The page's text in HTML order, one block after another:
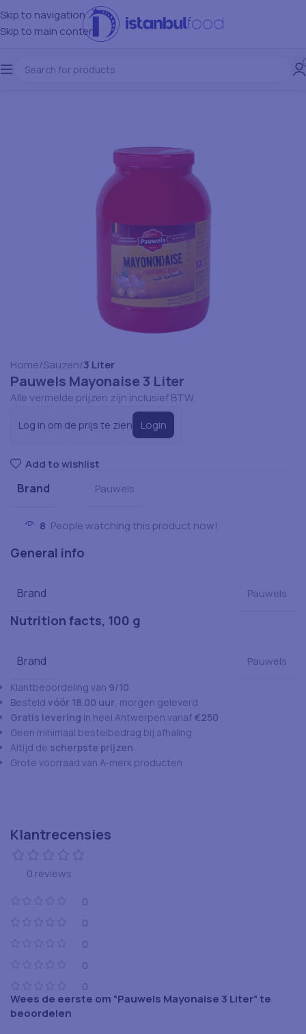
Skip to navigation
Skip to main content
Home Sauzen 3 Liter
Pauwels Mayonaise 3 Liter
Alle vermelde prijzen zijn inclusief BTW.
Log in om de prijs te zien Login
Add to wishlist
Brand Pauwels
8 People watching this product now!
General info
Brand Pauwels
Nutrition facts, 100 g
Brand Pauwels
Klantbeoordeling van 9/10
Besteld vóór 18.00 uur, morgen geleverd
Gratis levering in heel Antwerpen vanaf €250
Geen minimaal bestelbedrag bij afhaling
Altijd de scherpste prijzen
Grote voorraad van A-merk producten
Klantrecensies
0 reviews
0
0
0
0
0
Wees de eerste om “Pauwels Mayonaise 3 Liter” te
beoordelen